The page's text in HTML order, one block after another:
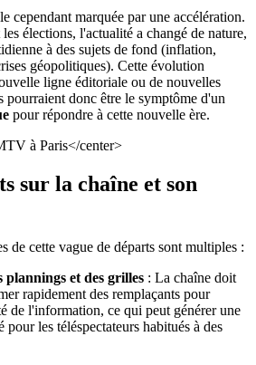
cependant marquée par une accélération.
élections, l'actualité a changé de nature,
à des sujets de fond (inflation,
géopolitiques). Cette évolution
ligne éditoriale ou de nouvelles
pourraient donc être le symptôme d'un
pour répondre à cette nouvelle ère.
</center>
sur la chaîne et son
de cette vague de départs sont multiples :
plannings et des grilles : La chaîne doit
rapidement des remplaçants pour
de l'information, ce qui peut générer une
les téléspectateurs habitués à des